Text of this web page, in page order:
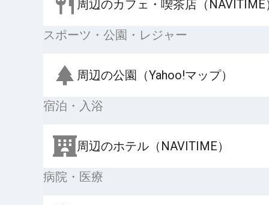
周辺のカフェ・喫茶店（NAVITIME
スポーツ・公園・レジャー
周辺の公園（Yahoo!マップ）
宿泊・入浴
周辺のホテル（NAVITIME）
病院・医療